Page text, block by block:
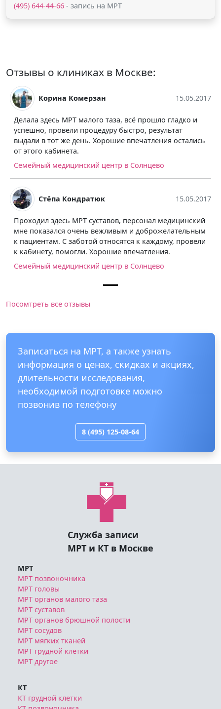
(495) 644-44-66 - запись на МРТ
Отзывы о клиниках в Москве:
Корина Комерзан 15.05.2017
Делала здесь МРТ малого таза, всё прошло гладко и
успешно, провели процедуру быстро, результат
выдали в тот же день. Хорошие впечатления остались
от этого кабинета.
Семейный медицинский центр в Солнцево
Стёпа Кондратюк 15.05.2017
Проходил здесь МРТ суставов, персонал медицинский
мне показался очень вежливым и доброжелательным
к пациентам. С заботой относятся к каждому, провели
к кабинету, помогли. Хорошие впечатления.
Семейный медицинский центр в Солнцево
Посомтреть все отзывы
Записаться на МРТ, а также узнать
информация о ценах, скидках и акциях,
длительности исследования,
необходимой подготовке можно
позвонив по телефону
8 (495) 125-08-64
Служба записи
МРТ и КТ в Москве
МРТ
МРТ позвоночника
МРТ головы
МРТ органов малого таза
МРТ суставов
МРТ органов брюшной полости
МРТ сосудов
МРТ мягких тканей
МРТ грудной клетки
МРТ другое
КТ
КТ грудной клетки